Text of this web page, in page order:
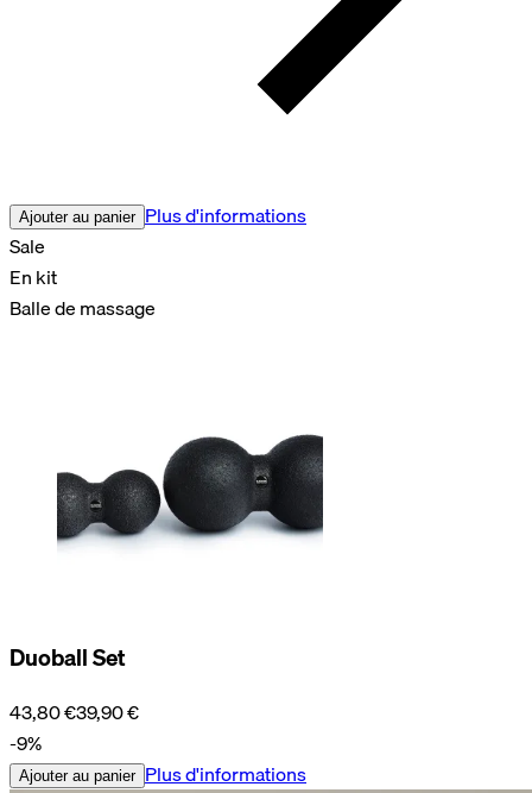
Ajouter au panier Plus d'informations
Sale
En kit
Balle de massage
Duoball Set
43,80 €39,90 €
-9%
Ajouter au panier Plus d'informations